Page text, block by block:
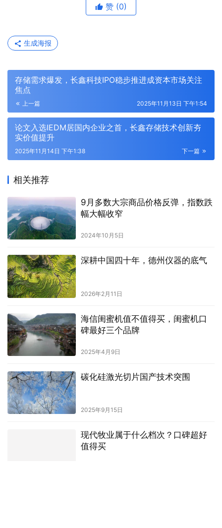
赞 (0)
生成海报
存储需求爆发，长鑫科技IPO稳步推进成资本市场关注
焦点
上一篇 2025年11月13日 下午1:54
论文入选IEDM居国内企业之首，长鑫存储技术创新夯
实价值提升
下一篇
2025年11月14日 下午1:38
相关推荐
9月多数大宗商品价格反弹，指数跌
幅大幅收窄
2024年10月5日
深耕中国四十年，德州仪器的底气
2026年2月11日
海信闺蜜机值不值得买，闺蜜机口
碑最好三个品牌
2025年4月9日
碳化硅激光切片国产技术突围
2025年9月15日
现代牧业属于什么档次？口碑超好
值得买